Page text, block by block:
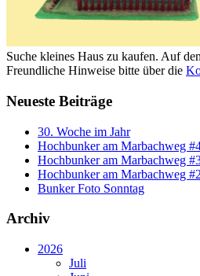
Suche kleines Haus zu kaufen. Auf
Freundliche Hinweise bitte über die
Neueste Beiträge
30. Woche im Jahr
Hochbunker am Marbachweg
Hochbunker am Marbachweg
Hochbunker am Marbachweg #2
Bunker Foto Sonntag
Archiv
2026
Juli